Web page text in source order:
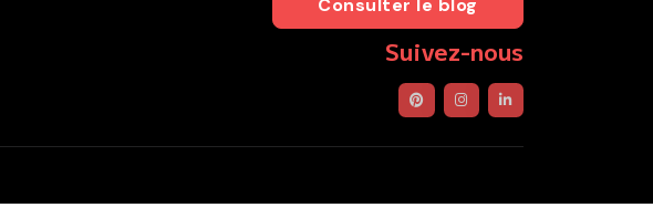
Suivez-nous